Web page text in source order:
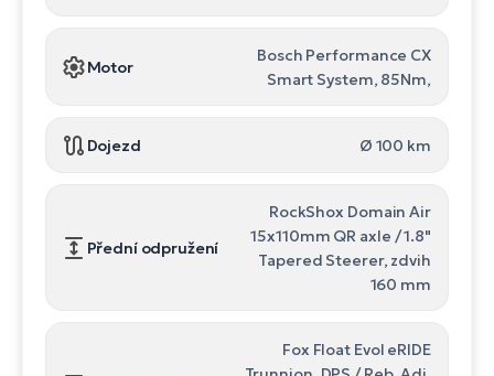
Motor
Bosch Performance CX
Smart System, 85Nm,
Dojezd Ø 100 km
Přední odpružení
RockShox Domain Air
15x110mm QR axle / 1.8"
Tapered Steerer, zdvih
160 mm
Fox Float Evol eRIDE